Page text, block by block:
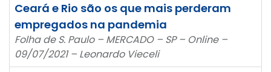
Ceará e Rio são os que mais perderam
empregados na pandemia
Folha de S. Paulo – MERCADO – SP – Online –
09/07/2021 – Leonardo Vieceli